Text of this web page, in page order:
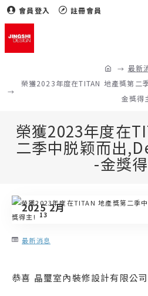
會員登入 註冊會員
最新
榮獲2023年度在TITAN 地產獎第
金獎得
榮獲2023年度在
二季中脱颖而出
-金獎
2025 2月
13
最新消息
恭喜 晶璽室內裝修設計有限公司